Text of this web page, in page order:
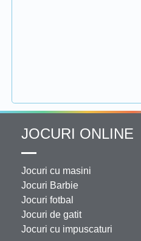
JOCURI ONLINE
Jocuri cu masini
Jocuri Barbie
Jocuri fotbal
Jocuri de gatit
Jocuri cu impuscaturi